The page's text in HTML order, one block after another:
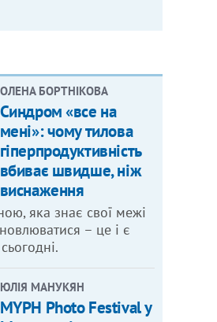
ОЛЕНА БОРТНІКОВА
Синдром «все на
мені»: чому тилова
гіперпродуктивність
вбиває швидше, ніж
виснаження
яка знає свої межі
– це і є
ЮЛІЯ МАНУКЯН
MYPH Photo Festival у